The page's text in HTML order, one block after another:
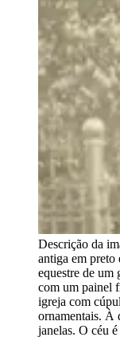
Descrição da
antiga em preto
equestre de um
com um painel
igreja com
ornamentais. À
janelas. O céu